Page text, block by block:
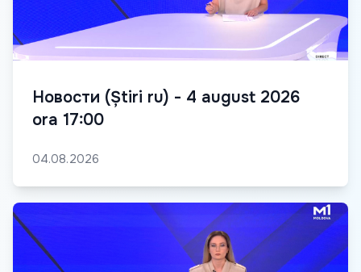
Новости (Știri ru) - 4 august 2026
ora 17:00
04.08.2026